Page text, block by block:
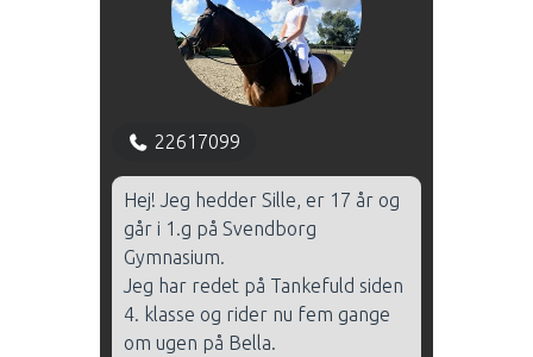
grundridningen, at eleverne får
en forståelse for hestene og
mest af alt at det skal være sjovt
at gå til ridning.
22617099
Hej! Jeg hedder Sille, er 17 år og
går i 1.g på Svendborg
Gymnasium.
Jeg har redet på Tankefuld siden
4. klasse og rider nu fem gange
om ugen på Bella.